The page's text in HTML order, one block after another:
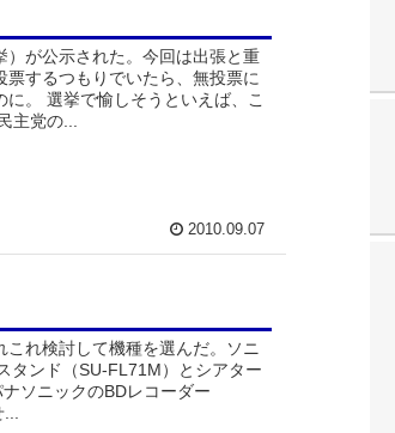
が公示された。今回は出張と重
するつもりでいたら、無投票に
。 選挙で愉しそうといえば、こ
主党の...
2010.09.07
れ検討して機種を選んだ。ソニ
タンド（SU-FL71M）とシアター
ソニックのBDレコーダー